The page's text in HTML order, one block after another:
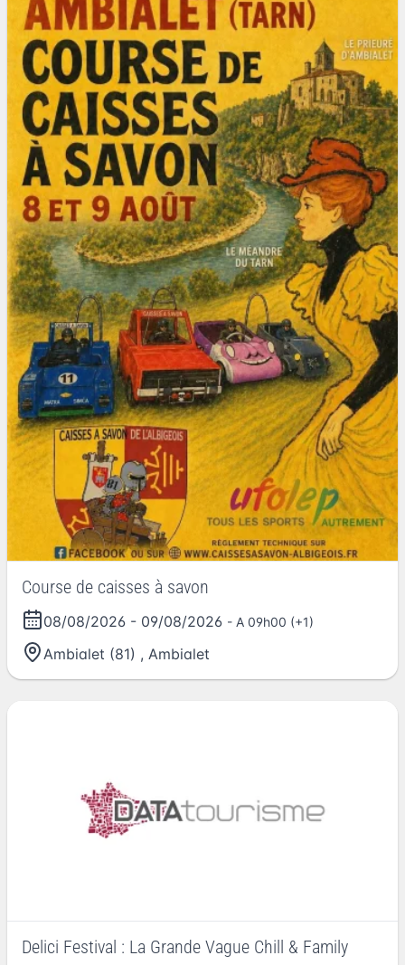
Course de caisses à savon
08/08/2026 - 09/08/2026 - A 09h00 (+1)
Ambialet (81) , Ambialet
Delici Festival : La Grande Vague Chill & Family